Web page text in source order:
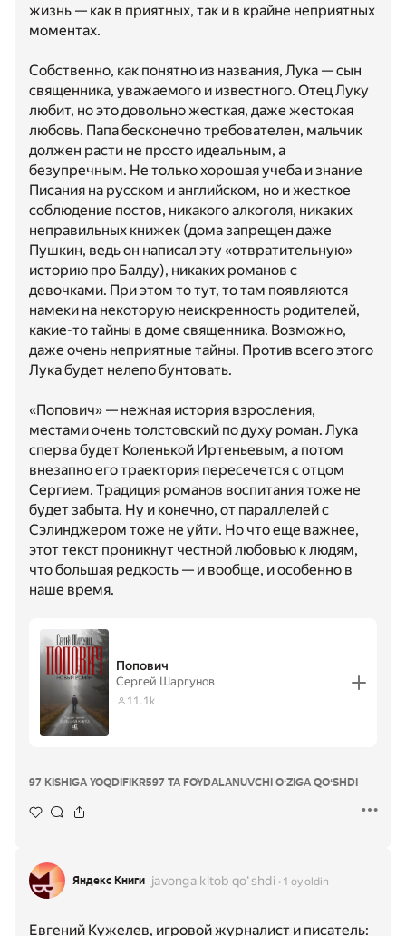
жизнь — как в приятных, так и в крайне неприятных
моментах.
Собственно, как понятно из названия, Лука — сын
священника, уважаемого и известного. Отец Луку
любит, но это довольно жесткая, даже жестокая
любовь. Папа бесконечно требователен, мальчик
должен расти не просто идеальным, а
безупречным. Не только хорошая учеба и знание
Писания на русском и английском, но и жесткое
соблюдение постов, никакого алкоголя, никаких
неправильных книжек (дома запрещен даже
Пушкин, ведь он написал эту «отвратительную»
историю про Балду), никаких романов с
девочками. При этом то тут, то там появляются
намеки на некоторую неискренность родителей,
какие-то тайны в доме священника. Возможно,
даже очень неприятные тайны. Против всего этого
Лука будет нелепо бунтовать.
«Попович» — нежная история взросления,
местами очень толстовский по духу роман. Лука
сперва будет Коленькой Иртеньевым, а потом
внезапно его траектория пересечется с отцом
Сергием. Традиция романов воспитания тоже не
будет забыта. Ну и конечно, от параллелей с
Сэлинджером тоже не уйти. Но что еще важнее,
этот текст проникнут честной любовью к людям,
что большая редкость — и вообще, и особенно в
наше время.
Попович
Сергей Шаргунов
11.1k
97 KISHIGA YOQDI FIKR597 TA FOYDALANUVCHI OʻZIGA QOʻSHDI
Яндекс Книги javonga kitob qoʻshdi 1 oy oldin
Евгений Кужелев, игровой журналист и писатель: